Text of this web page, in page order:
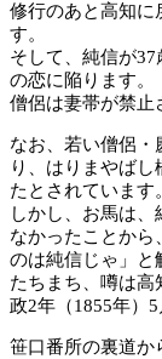
修行のあと高知に
す。
そして、純信が
の恋に陥ります。
僧侶は妻帯が禁止
なお、若い僧侶・
り、はりまやば
たとされています。
しかし、お馬は
なかったことから
のは純信じゃ」と
たちまち、噂は高
政2年（1855年）
笹口番所の裏道か